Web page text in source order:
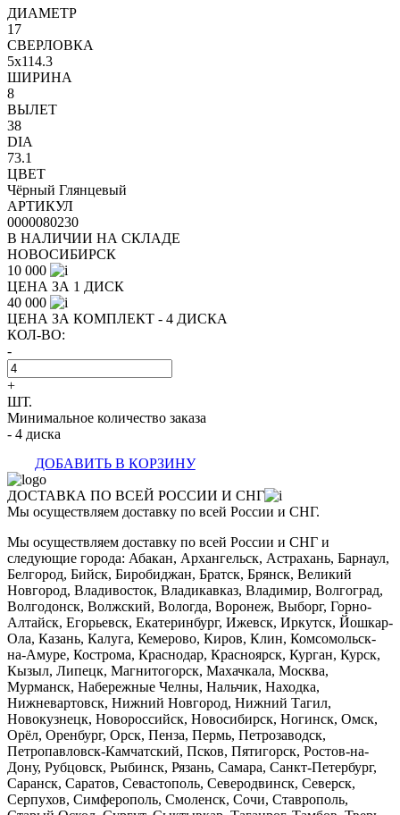
ДИАМЕТР
17
СВЕРЛОВКА
5x114.3
ШИРИНА
8
ВЫЛЕТ
38
DIA
73.1
ЦВЕТ
Чёрный Глянцевый
АРТИКУЛ
0000080230
В НАЛИЧИИ НА СКЛАДЕ
НОВОСИБИРСК
10 000
ЦЕНА ЗА 1 ДИСК
40 000
ЦЕНА ЗА КОМПЛЕКТ - 4 ДИСКА
КОЛ-ВО:
-
+
ШТ.
Минимальное количество заказа
- 4 диска
ДОБАВИТЬ В КОРЗИНУ
ДОСТАВКА ПО ВСЕЙ РОССИИ И СНГ
Мы осуществляем доставку по всей России и СНГ.
Мы осуществляем доставку по всей России и СНГ и
следующие города: Абакан, Архангельск, Астрахань, Барнаул,
Белгород, Бийск, Биробиджан, Братск, Брянск, Великий
Новгород, Владивосток, Владикавказ, Владимир, Волгоград,
Волгодонск, Волжский, Вологда, Воронеж, Выборг, Горно-
Алтайск, Егорьевск, Екатеринбург, Ижевск, Иркутск, Йошкар-
Ола, Казань, Калуга, Кемерово, Киров, Клин, Комсомольск-
на-Амуре, Кострома, Краснодар, Красноярск, Курган, Курск,
Кызыл, Липецк, Магнитогорск, Махачкала, Москва,
Мурманск, Набережные Челны, Нальчик, Находка,
Нижневартовск, Нижний Новгород, Нижний Тагил,
Новокузнецк, Новороссийск, Новосибирск, Ногинск, Омск,
Орёл, Оренбург, Орск, Пенза, Пермь, Петрозаводск,
Петропавловск-Камчатский, Псков, Пятигорск, Ростов-на-
Дону, Рубцовск, Рыбинск, Рязань, Самара, Санкт-Петербург,
Саранск, Саратов, Севастополь, Северодвинск, Северск,
Серпухов, Симферополь, Смоленск, Сочи, Ставрополь,